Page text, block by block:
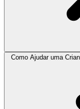
Como Ajudar uma